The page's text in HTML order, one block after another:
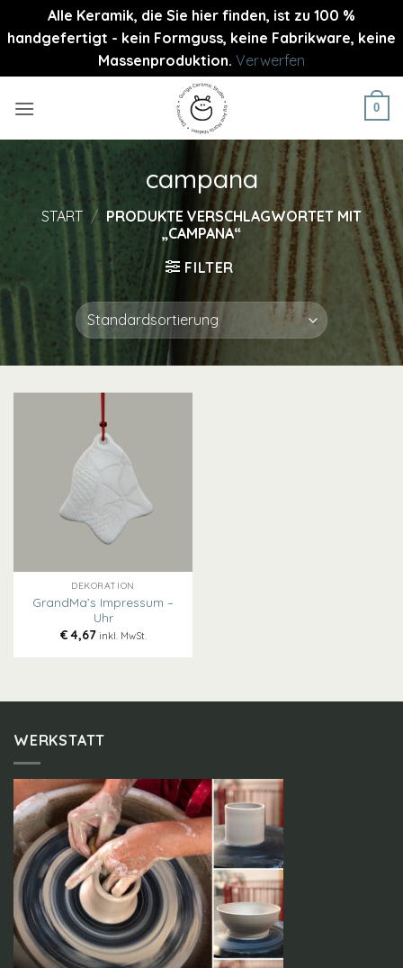
Alle Keramik, die Sie hier finden, ist zu 100 %
handgefertigt - kein Formguss, keine Fabrikware, keine
Massenproduktion. Verwerfen
Inhalt
0
campana
START / PRODUKTE VERSCHLAGWORTET MIT
„CAMPANA“
FILTER
DEKORATION
GrandMa’s Impressum –
Uhr
€4,67 inkl. MwSt.
WERKSTATT